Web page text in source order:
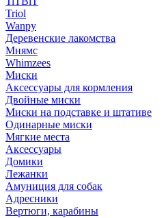
Triol
Wanpy
Деревенские лакомства
Мнямс
Whimzees
Миски
Аксессуары для кормления
Двойные миски
Миски на подставке и штативе
Одинарные миски
Мягкие места
Аксессуары
Домики
Лежанки
Амуниция для собак
Адресники
Вертюги, карабины